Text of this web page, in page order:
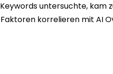
Keywords untersuchte, kam
korrelieren mit AI